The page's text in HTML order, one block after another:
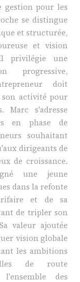
gestion pour les
se distingue
et structurée,
et vision
privilégie une
progressive,
doit
activité pour
Marc s'adresse
en phase de
souhaitant
dirigeants de
de croissance.
une jeune
dans la refonte
et de sa
de tripler son
valeur ajoutée
vision globale
les ambitions
de route
des